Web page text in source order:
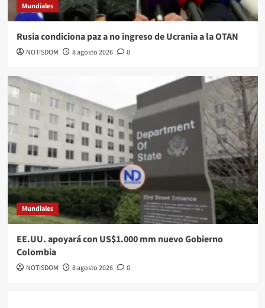
Mundiales
Rusia condiciona paz a no ingreso de Ucrania a la OTAN
NOTISDOM 8 agosto 2026 0
Mundiales
EE.UU. apoyará con US$1.000 mm nuevo Gobierno
Colombia
NOTISDOM 8 agosto 2026 0